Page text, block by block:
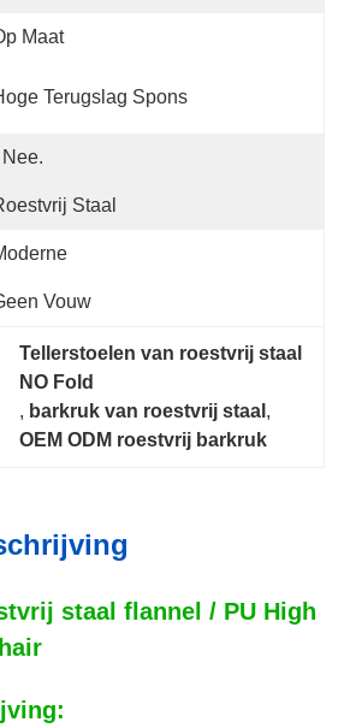
Maat
Terugslag Spons
Staal
Vouw
Tellerstoelen van roestvrij staal
NO Fold
, barkruk van roestvrij staal ,
OEM ODM roestvrij barkruk
staal flannel / PU High